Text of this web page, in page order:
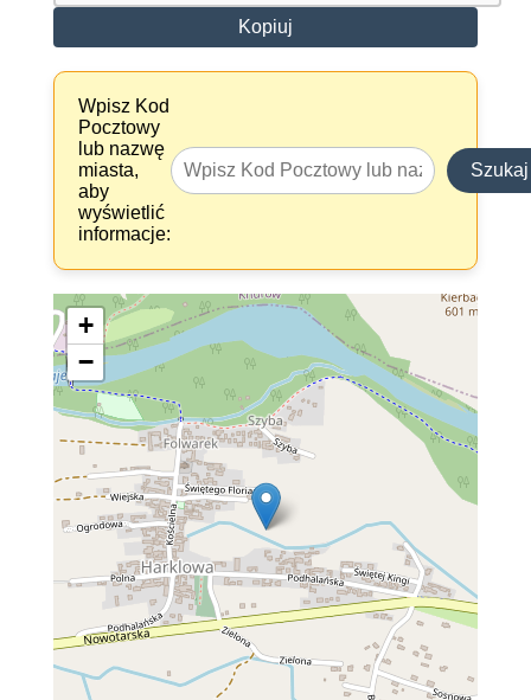
Kopiuj
Wpisz Kod
Pocztowy
lub nazwę
miasta,
aby
wyświetlić
informacje:
Szukaj
+
−